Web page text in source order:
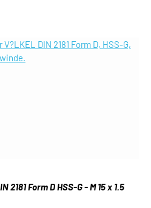
Form D HSS-G - M 15 x 1.5